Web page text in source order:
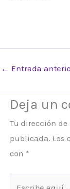
← Entrada
Deja un
Tu dirección de
publicada. Los
con *